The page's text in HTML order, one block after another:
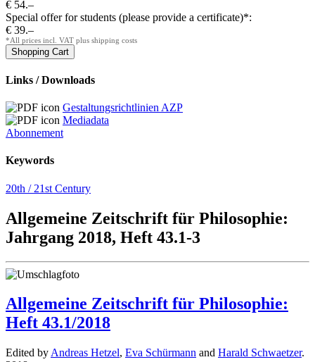
€ 54.–
Special offer for students (please provide a certificate)*:
€ 39.–
*All prices incl. VAT plus shipping costs
Links / Downloads
Gestaltungsrichtlinien AZP
Mediadata
Abonnement
Keywords
20th / 21st Century
Allgemeine Zeitschrift für Philosophie:
Jahrgang 2018, Heft 43.1-3
Allgemeine Zeitschrift für Philosophie:
Heft 43.1/2018
Edited by Andreas Hetzel, Eva Schürmann and Harald Schwaetzer.